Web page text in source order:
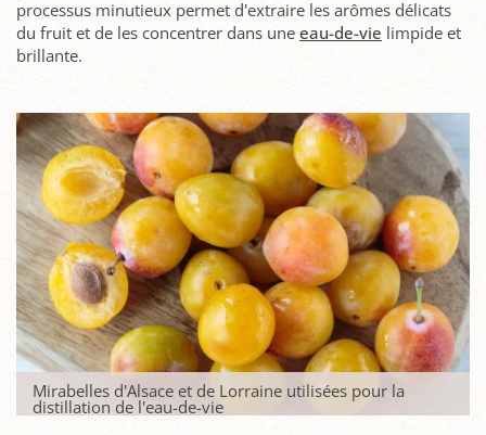
processus minutieux permet d'extraire les arômes délicats
du fruit et de les concentrer dans une eau-de-vie limpide et
brillante.
Mirabelles d'Alsace et de Lorraine utilisées pour la
distillation de l'eau-de-vie